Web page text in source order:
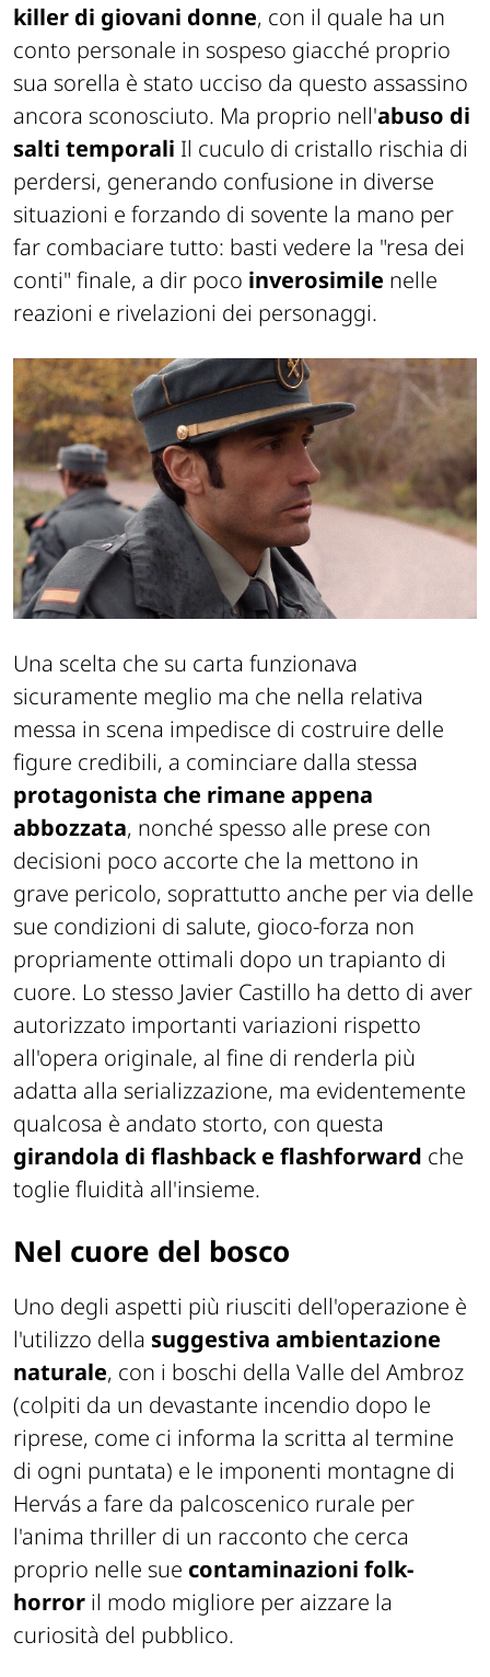
killer di giovani donne, con il quale ha un
conto personale in sospeso giacché proprio
sua sorella è stato ucciso da questo assassino
ancora sconosciuto. Ma proprio nell'abuso di
salti temporali Il cuculo di cristallo rischia di
perdersi, generando confusione in diverse
situazioni e forzando di sovente la mano per
far combaciare tutto: basti vedere la "resa dei
conti" finale, a dir poco inverosimile nelle
reazioni e rivelazioni dei personaggi.
Una scelta che su carta funzionava
sicuramente meglio ma che nella relativa
messa in scena impedisce di costruire delle
figure credibili, a cominciare dalla stessa
protagonista che rimane appena
abbozzata, nonché spesso alle prese con
decisioni poco accorte che la mettono in
grave pericolo, soprattutto anche per via delle
sue condizioni di salute, gioco-forza non
propriamente ottimali dopo un trapianto di
cuore. Lo stesso Javier Castillo ha detto di aver
autorizzato importanti variazioni rispetto
all'opera originale, al fine di renderla più
adatta alla serializzazione, ma evidentemente
qualcosa è andato storto, con questa
girandola di flashback e flashforward che
toglie fluidità all'insieme.
Nel cuore del bosco
Uno degli aspetti più riusciti dell'operazione è
l'utilizzo della suggestiva ambientazione
naturale, con i boschi della Valle del Ambroz
(colpiti da un devastante incendio dopo le
riprese, come ci informa la scritta al termine
di ogni puntata) e le imponenti montagne di
Hervás a fare da palcoscenico rurale per
l'anima thriller di un racconto che cerca
proprio nelle sue contaminazioni folk-
horror il modo migliore per aizzare la
curiosità del pubblico.